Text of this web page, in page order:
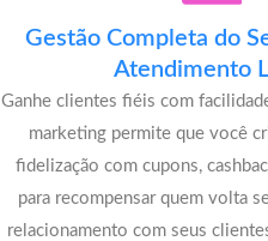
Gestão Completa do
Atendimento
Ganhe clientes fiéis com
marketing permite que você
fidelização com cupons,
para recompensar quem volta
relacionamento com seus